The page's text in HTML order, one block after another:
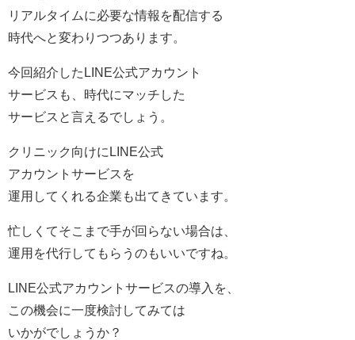
リアルタイムに必要な情報を配信する
時代へと変わりつつあります。
今回紹介したLINE公式アカウント
サービスも、時代にマッチした
サービスと言えるでしょう。
クリニック向けにLINE公式
アカウントサービスを
運用してくれる企業も出てきています。
忙しくてそこまで手が回らない場合は、
運用を代行してもらうのもいいですね。
LINE公式アカウントサービスの導入を、
この機会に一度検討してみては
いかがでしょうか？